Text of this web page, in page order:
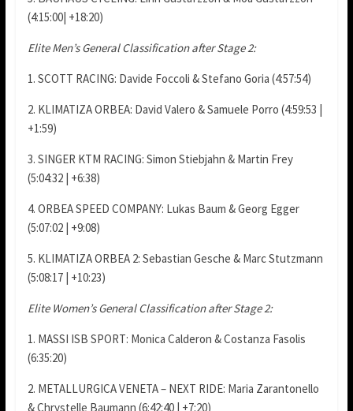
(4:15:00| +18:20)
Elite Men’s General Classification after Stage 2:
1. SCOTT RACING: Davide Foccoli & Stefano Goria (4:57:54)
2. KLIMATIZA ORBEA: David Valero & Samuele Porro (4:59:53 |
+1:59)
3. SINGER KTM RACING: Simon Stiebjahn & Martin Frey
(5:04:32 | +6:38)
4. ORBEA SPEED COMPANY: Lukas Baum & Georg Egger
(5:07:02 | +9:08)
5. KLIMATIZA ORBEA 2: Sebastian Gesche & Marc Stutzmann
(5:08:17 | +10:23)
Elite Women’s General Classification after Stage 2:
1. MASSI ISB SPORT: Monica Calderon & Costanza Fasolis
(6:35:20)
2. METALLURGICA VENETA – NEXT RIDE: Maria Zarantonello
& Chrystelle Baumann (6:42:40 | +7:20)